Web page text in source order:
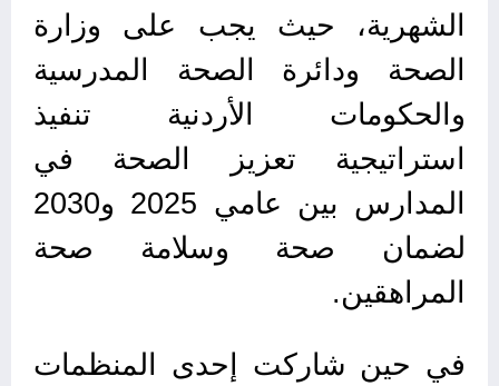
الشهرية، حيث يجب على وزارة
الصحة ودائرة الصحة المدرسية
والحكومات الأردنية تنفيذ
استراتيجية تعزيز الصحة في
المدارس بين عامي 2025 و2030
لضمان صحة وسلامة صحة
المراهقين.
في حين شاركت إحدى المنظمات